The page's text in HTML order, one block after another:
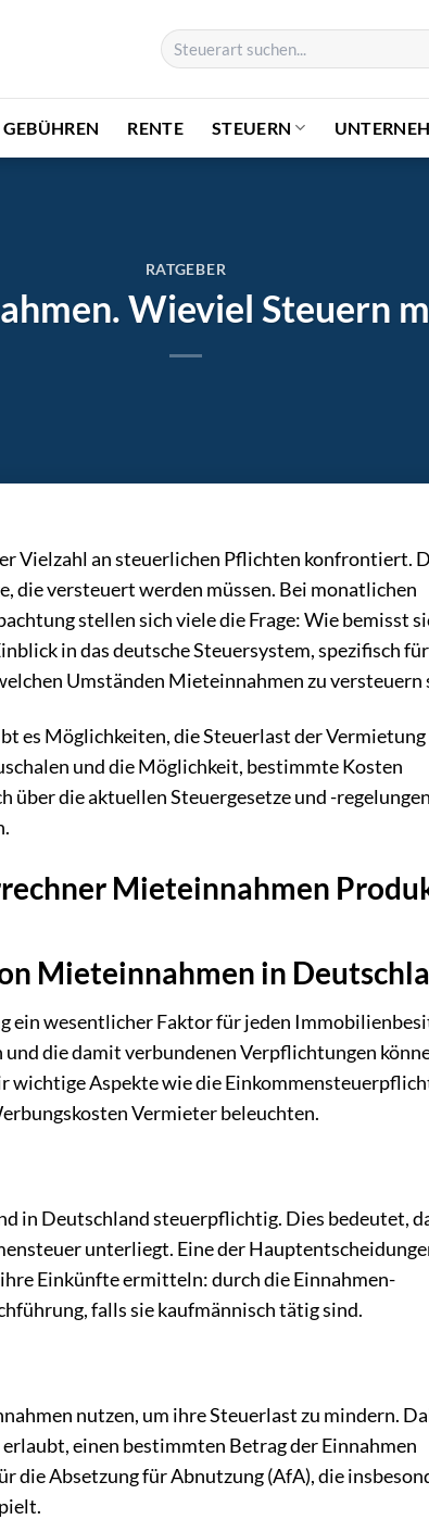
GEBÜHREN RENTE STEUERN
RATGEBER
Wieviel Steuern
Vielzahl an steuerlichen Pflichten konfrontiert.
die versteuert werden müssen. Bei monatlichen
stellen sich viele die Frage: Wie bemisst
in das deutsche Steuersystem, spezifisch für
Umständen Mieteinnahmen zu versteuern
es Möglichkeiten, die Steuerlast der Vermietung
und die Möglichkeit, bestimmte Kosten
über die aktuellen Steuergesetze und -
Mieteinnahmen
Mieteinnahmen in
ein wesentlicher Faktor für jeden
die damit verbundenen Verpflichtungen
wichtige Aspekte wie die
Vermieter beleuchten.
in Deutschland steuerpflichtig. Dies bedeutet,
unterliegt. Eine der
Einkünfte ermitteln: durch die Einnahmen-
falls sie kaufmännisch tätig sind.
nutzen, um ihre Steuerlast zu mindern.
einen bestimmten Betrag der Einnahmen
die Absetzung für Abnutzung (AfA), die